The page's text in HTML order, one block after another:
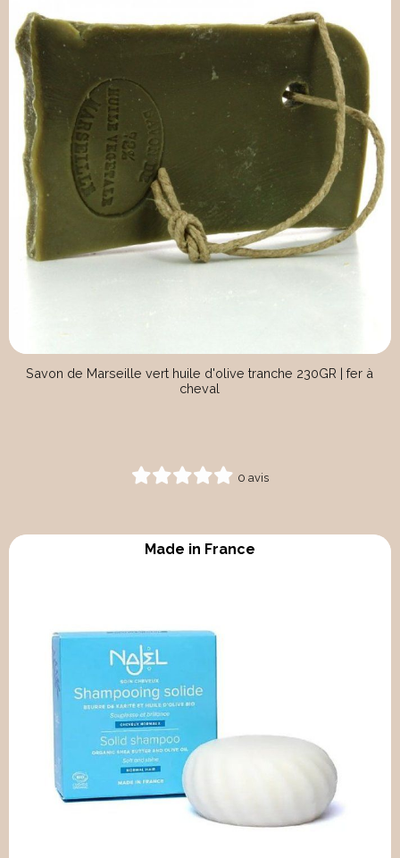
Savon de Marseille vert huile d'olive tranche 230GR | fer à
cheval
0 avis
Made in France